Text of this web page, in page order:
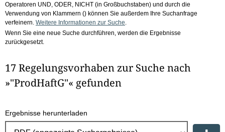
Operatoren UND, ODER, NICHT (in Großbuchstaben) und durch die
Verwendung von Klammern () können Sie außerdem Ihre Suchanfrage
verfeinern. Weitere Informationen zur Suche
Wenn Sie eine neue Suche durchführen, werden die Ergebnisse
zurückgesetzt.
17 Regelungsvorhaben zur Suche nach
»"ProdHaftG"« gefunden
Ergebnisse herunterladen